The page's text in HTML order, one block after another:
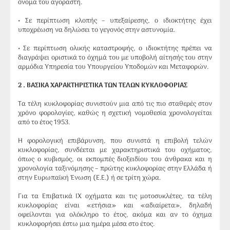
όνομα του αγοραστή.
• Σε περίπτωση κλοπής – υπεξαίρεσης, ο ιδιοκτήτης έχει
υποχρέωση να δηλώσει το γεγονός στην αστυνομία.
• Σε περίπτωση ολικής καταστροφής, ο ιδιοκτήτης πρέπει να
διαγράψει οριστικά το όχημά του με υποβολή αίτησής του στην
αρμόδια Υπηρεσία του Υπουργείου Υποδομών και Μεταφορών.
2 . ΒΑΣΙΚΑ ΧΑΡΑΚΤΗΡΙΣΤΙΚΑ ΤΩΝ ΤΕΛΩΝ ΚΥΚΛΟΦΟΡΙΑΣ
Τα τέλη κυκλοφορίας συνιστούν μια από τις πιο σταθερές στον
χρόνο φορολογίες, καθώς η σχετική νομοθεσία χρονολογείται
από το έτος 1953.
Η φορολογική επιβάρυνση, που συνιστά η επιβολή τελών
κυκλοφορίας, συνδέεται με χαρακτηριστικά του οχήματος,
όπως ο κυβισμός, οι εκπομπές διοξειδίου του άνθρακα και η
χρονολογία ταξινόμησης – πρώτης κυκλοφορίας στην Ελλάδα ή
στην Ευρωπαϊκή Ένωση (Ε.Ε.) ή σε τρίτη χώρα.
Για τα Επιβατικά ΙΧ οχήματα και τις μοτοσυκλέτες, τα τέλη
κυκλοφορίας είναι «ετήσια» και «αδιαίρετα», δηλαδή
οφείλονται για ολόκληρο το έτος, ακόμα και αν το όχημα
κυκλοφορήσει έστω μια ημέρα μέσα στο έτος.